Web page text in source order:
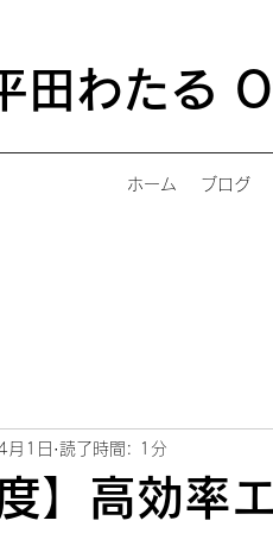
田わたる
ホーム ブログ
】高効率
1日 読了時間: 1分